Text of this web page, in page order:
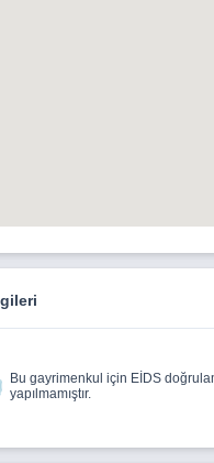
Bu gayrimenkul için EİDS
yapılmamıştır.